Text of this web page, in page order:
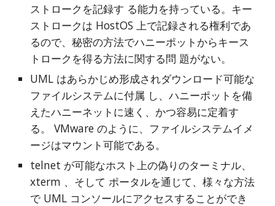
ストロークを記録す る能力を持っている。キー
ストロークは HostOS 上で記録される権利であ
るので、秘密の方法でハニーポットからキース
トロークを得る方法に関する問 題がない。
UML はあらかじめ形成されダウンロード可能な
ファイルシステムに付属 し、ハニーポットを備
えたハニーネットに速く、かつ容易に定着す
る。 VMware のように、ファイルシステムイメ
ージはマウント可能である。
telnet が可能なホスト上の偽りのターミナル、
xterm 、そして ポータルを通じて、様々な方法
で UML コンソールにアクセスすることができ